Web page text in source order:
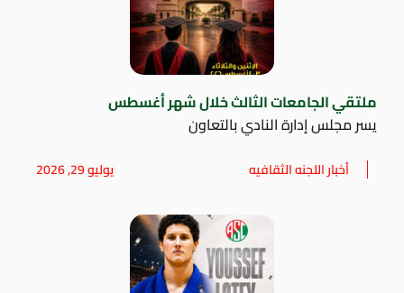
ملتقي الجامعات الثالث خلال شهر أغسطس
يسر مجلس إدارة النادي بالتعاون
أخبار اللجنه الثقافيه يوليو 29, 2026